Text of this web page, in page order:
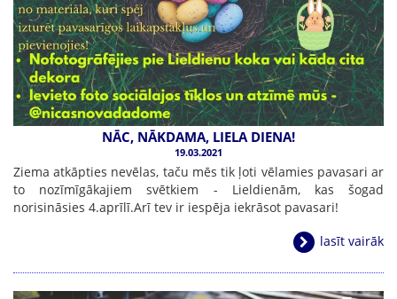
NĀC, NĀKDAMA, LIELA DIENA!
19.03.2021
Ziema atkāpties nevēlas, taču mēs tik ļoti vēlamies pavasari ar
to nozīmīgākajiem svētkiem - Lieldienām, kas šogad
norisināsies 4.aprīlī.Arī tev ir iespēja iekrāsot pavasari!
lasīt vairāk